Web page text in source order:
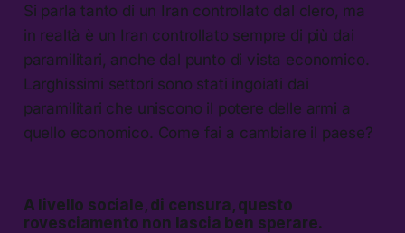
Si parla tanto di un Iran controllato dal clero, ma
in realtà è un Iran controllato sempre di più dai
paramilitari, anche dal punto di vista economico.
Larghissimi settori sono stati ingoiati dai
paramilitari che uniscono il potere delle armi a
quello economico. Come fai a cambiare il paese?
A livello sociale, di censura, questo
rovesciamento non lascia ben sperare.